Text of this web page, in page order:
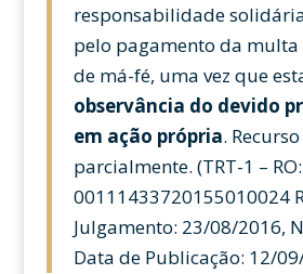
responsabilidade
pelo pagamento da
de má-fé, uma vez que
observância do devido
em ação própria.
parcialmente. (TRT-1 – RO:
00111433720155010024
Julgamento: 23/08/2016,
Data de Publicação: 12/